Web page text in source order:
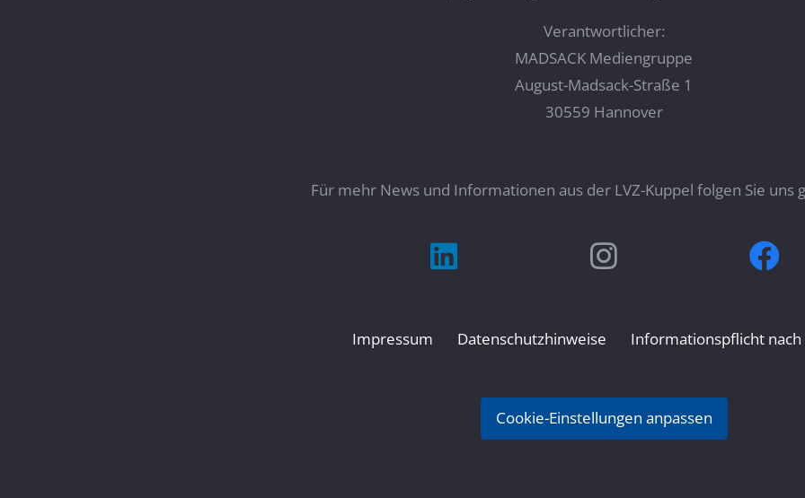
Verantwortlicher:
MADSACK Mediengruppe
August-Madsack-Straße 1
30559 Hannover
Für mehr News und Informationen aus der LVZ-Kuppel folgen Sie uns
Impressum Datenschutzhinweise Informationspflicht nach
Cookie-Einstellungen anpassen